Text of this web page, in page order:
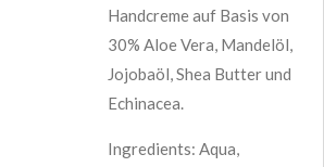
Handcreme auf Basis von
30% Aloe Vera, Mandelöl,
Jojobaöl, Shea Butter und
Echinacea.
Ingredients: Aqua,